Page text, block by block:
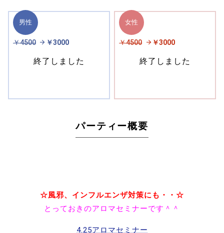
男性
￥4500 ￥3000
終了しました
女性
￥4500 ￥3000
終了しました
パーティー概要
☆風邪、インフルエンザ対策にも・・☆
とっておきのアロマセミナーです＾＾
4.25アロマセミナー